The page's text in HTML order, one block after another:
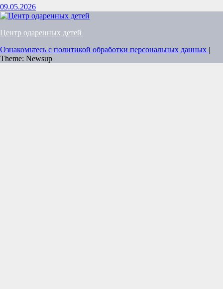
09.05.2026
Центр одаренных детей
Ознакомьтесь с политикой обработки персональных данных |
Theme: Newsup